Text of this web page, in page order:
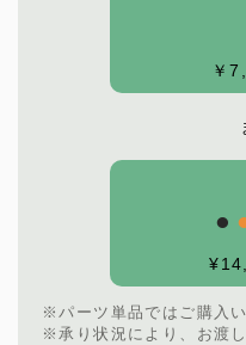
￥
⚫︎
※パーツ単品ではご購入
※承り状況により、お渡